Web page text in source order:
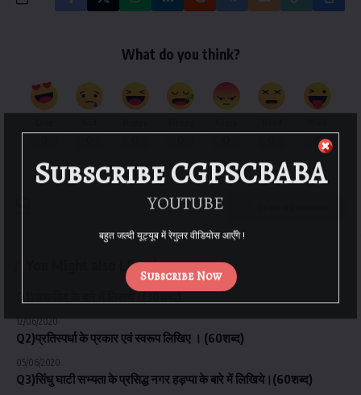
What do you think?
0
You Might also Like
Q1)अथर्ववेद के बारे में लिखये।(30शब्द)
12/06/2020
Q2)प्रतिस्पर्धा के प्रकार एवं स्वरूप लिखिए । (60शब्द)
05/06/2020
Q3)सिंधु घाटी सभ्यता के प्रसिद्ध नगर हड़प्पा के बारे में लिखिये।(60शब्द)
Subscribe CGPSCBABA
YOUTUBE
Subscribe Now
बहुत जल्दी यूट्यूब में रेगुलर वीडियोस आएँगे !